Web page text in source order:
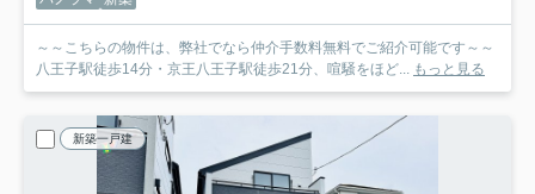
～～こちらの物件は、弊社でなら仲介手数料無料でご紹介可能です～～
八王子駅徒歩14分・京王八王子駅徒歩21分、喧騒をほど...
もっと見る
新築一戸建